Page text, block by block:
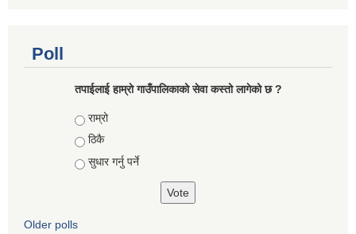
Poll
तपाईलाई हाम्राे गाउँपालिकाको सेवा कस्तो लागेको छ ?
Choices
राम्रो
ठिकै
सुधार गर्नु पर्ने
Older polls